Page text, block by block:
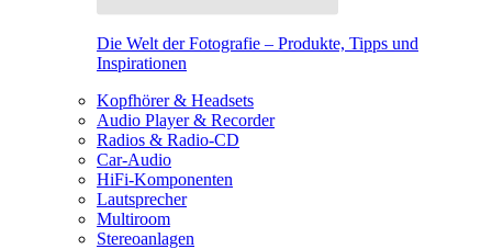
Die Welt der Fotografie – Produkte, Tipps und
Inspirationen
Kopfhörer & Headsets
Audio Player & Recorder
Radios & Radio-CD
Car-Audio
HiFi-Komponenten
Lautsprecher
Multiroom
Stereoanlagen